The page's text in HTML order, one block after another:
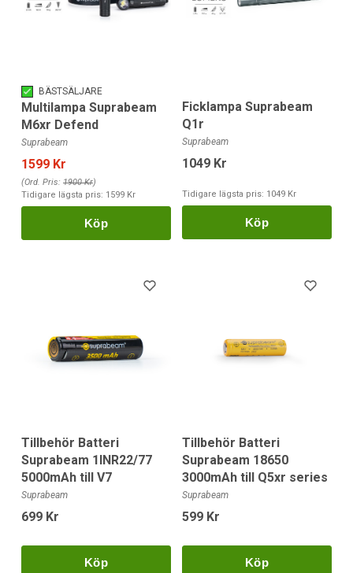
BÄSTSÄLJARE
Multilampa Suprabeam
M6xr Defend
Suprabeam
1599 Kr
(Ord. Pris: 1900 Kr)
Tidigare lägsta pris: 1599 Kr
Köp
Ficklampa Suprabeam
Q1r
Suprabeam
1049 Kr
Tidigare lägsta pris: 1049 Kr
Köp
Tillbehör Batteri
Suprabeam 1INR22/77
5000mAh till V7
Suprabeam
699 Kr
Köp
Tillbehör Batteri
Suprabeam 18650
3000mAh till Q5xr series
Suprabeam
599 Kr
Köp